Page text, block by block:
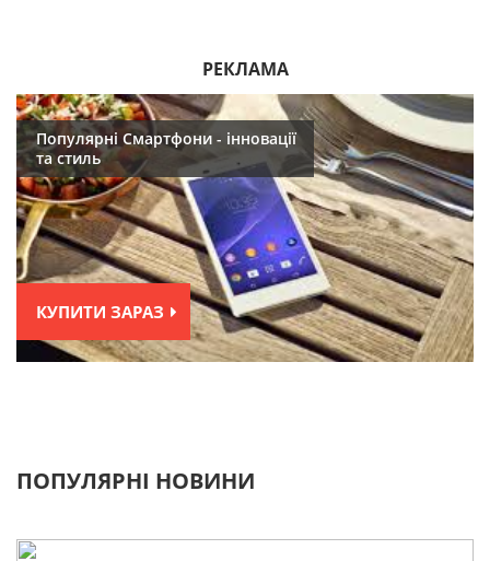
РЕКЛАМА
Популярні Смартфони - інновації
та стиль
КУПИТИ ЗАРАЗ
ПОПУЛЯРНІ НОВИНИ